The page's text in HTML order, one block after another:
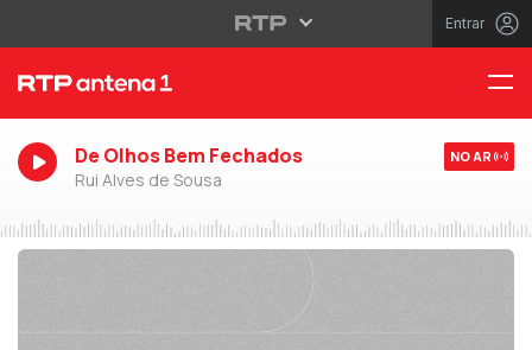
Entrar
De Olhos Bem Fechados
Rui Alves de Sousa
NO AR